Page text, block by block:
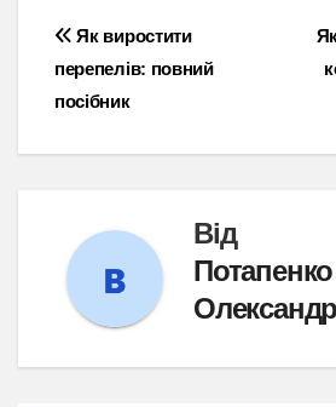
Навігація
записів
Як виростити
перепелів: повний
посібник
Від
Потапенко
Олександр